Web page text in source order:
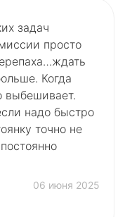
задач
просто
Когда
выбешивает.
надо быстро
точно не
06 июня 2025